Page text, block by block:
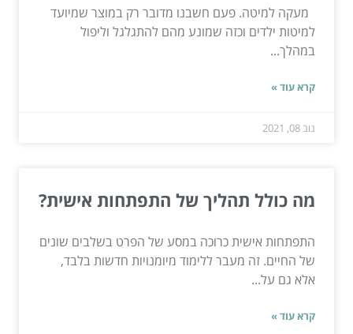
מעקה למיטה. פעם חשבנו מדובר רק במוצר שמיועד
למיטות ילדים וכזה שמונע מהם להתגלגל וליפול
במהלך...
קרא עוד »
נוב 08, 2021
מה כולל תהליך של התפתחות אישית?
התפתחות אישית כרוכה במסע של הפרט בשלבים שונים
של החיים. זה מעבר ללימוד מיומנויות חדשות בלבד,
אלא גם על...
קרא עוד »